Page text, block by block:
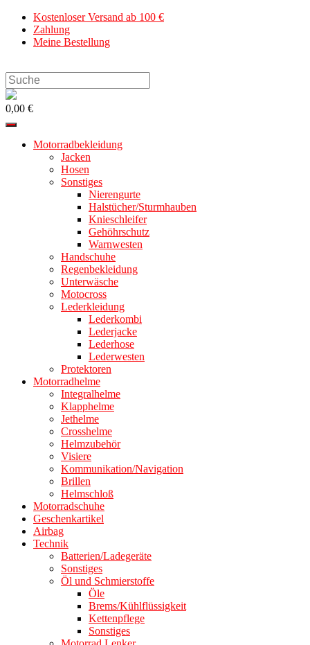
Zum
Inhalt
springen
Kostenloser Versand ab 100 €
Zahlung
Meine Bestellung
Search
this
website
0,00 €
Motorradbekleidung
Jacken
Hosen
Sonstiges
Nierengurte
Halstücher/Sturmhauben
Knieschleifer
Gehöhrschutz
Warnwesten
Handschuhe
Regenbekleidung
Unterwäsche
Motocross
Lederkleidung
Lederkombi
Lederjacke
Lederhose
Lederwesten
Protektoren
Motorradhelme
Integralhelme
Klapphelme
Jethelme
Crosshelme
Helmzubehör
Visiere
Kommunikation/Navigation
Brillen
Helmschloß
Motorradschuhe
Geschenkartikel
Airbag
Technik
Batterien/Ladegeräte
Sonstiges
Öl und Schmierstoffe
Öle
Brems/Kühlflüssigkeit
Kettenpflege
Sonstiges